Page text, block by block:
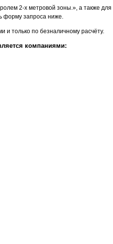
2-х метровой зоны.», а также для
форму запроса ниже.
и только по безналичному расчёту.
компаниями: